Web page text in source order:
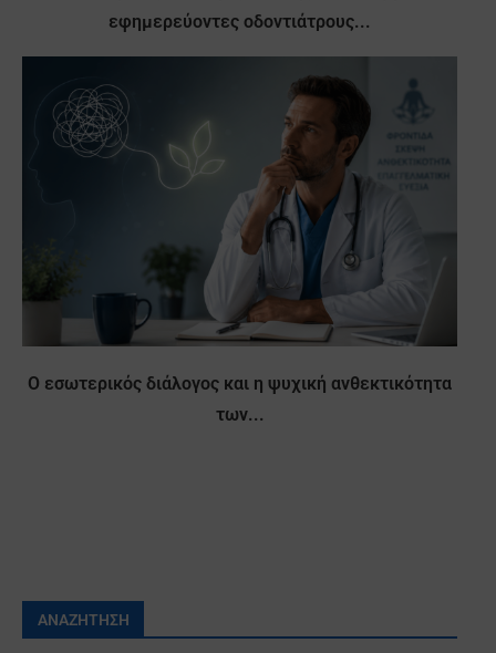
εφημερεύοντες οδοντιάτρους...
Ο εσωτερικός διάλογος και η ψυχική ανθεκτικότητα
των...
ΑΝΑΖΉΤΗΣΗ